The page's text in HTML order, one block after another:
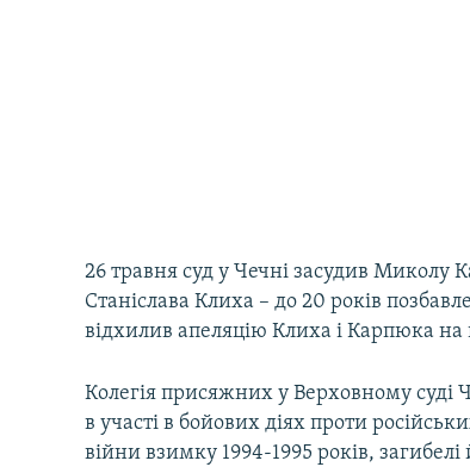
26 травня суд у Чечні засудив Миколу
Станіслава Клиха – до 20 років
відхилив апеляцію Клиха і Карпюка на
Колегія присяжних у Верховному суді
в участі в бойових діях проти
війни взимку 1994-1995 років,